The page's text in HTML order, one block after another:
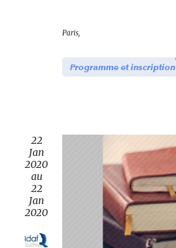
Paris,
Programme et inscription
22
Jan
2020
au
22
Jan
2020